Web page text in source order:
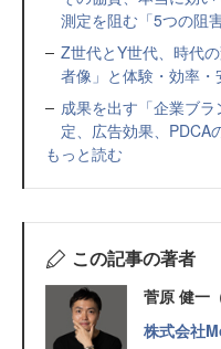
測定を阻む「5つの阻
Z世代とY世代、時代
者像」と体験・効率
成果を出す「企業ブ
定、広告効果、PDCA
もっと読む
この記事の著者
菅原 健一
株式会社